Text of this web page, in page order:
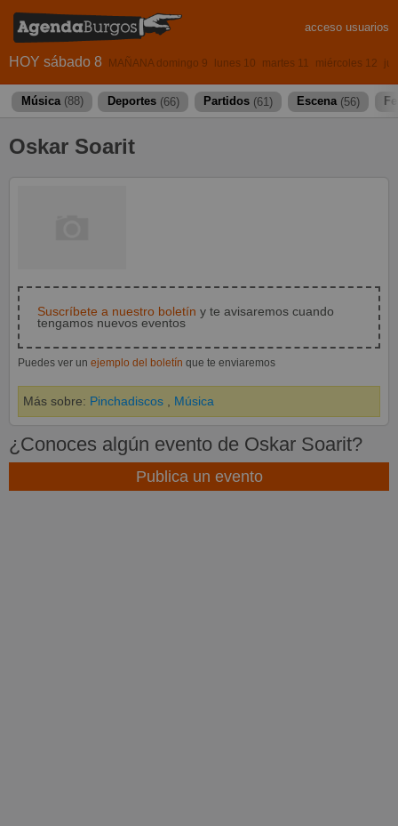
acceso usuarios
HOY sábado 8 MAÑANA domingo 9 lunes 10 martes 11 miércoles 12
Música (88) Deportes (66) Partidos (61) Escena (56)
Oskar Soarit
Suscríbete a nuestro boletín y te avisaremos cuando
tengamos nuevos eventos
Puedes ver un ejemplo del boletín que te enviaremos
Más sobre: Pinchadiscos Música
¿Conoces algún evento de Oskar Soarit?
Publica un evento